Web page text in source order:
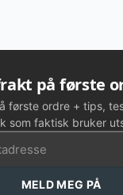
på første
første ordre + tips,
som faktisk bruker
MELD MEG PÅ